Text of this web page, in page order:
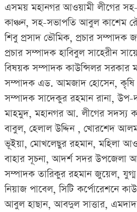
এসময় মহানগর আওয়ামী লীগের
কাঞ্চন, সহ-সভাপতি আবুল কাশেম
শিবু প্রসাদ ভৌমিক, প্রচার
প্রচার সম্পাদক হাবিবুল সাহেরীন
বিষয়ক সম্পাদক কাউন্সিলর
সম্পাদক এড. আমজাদ হোসেন, কৃষি
সম্পাদক সাদেকুর রহমান রানা, উপ-
মাহমুদ, মহানগর আ. লীগের সদস্য
বাবুল, হেলাল উদ্দিন , খোরশেদ
ভূইয়া, মোখলেছুর রহমান, মহিলা
বাহার সূচনা, আদর্শ সদর উপজেলা
সম্পাদক তারিকুর রহমান জুয়েল,
নিয়াজ পাবেল, সিটি কর্পোরেশনে
আবুল হাছান, আবদুল সাত্তার, এমদাদ